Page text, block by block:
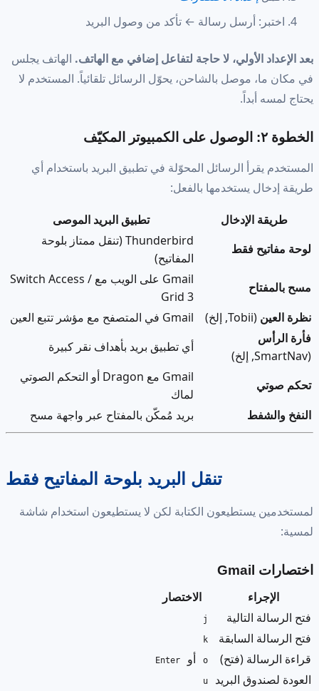
اختبر: أرسل رسالة ← تأكد من وصول البريد
بعد الإعداد الأولي، لا حاجة لتفاعل إضافي مع الهاتف. الهاتف يجلس
في مكان ما، موصل بالشاحن، يحوّل الرسائل تلقائياً. المستخدم لا
يحتاج لمسه أبداً.
الخطوة ٢: الوصول على الكمبيوتر المكيّف
المستخدم يقرأ الرسائل المحوّلة في تطبيق البريد باستخدام أي
طريقة إدخال يستخدمها بالفعل:
طريقة الإدخال
تطبيق البريد الموصى
لوحة مفاتيح فقط
Thunderbird (تنقل ممتاز بلوحة
المفاتيح)
مسح بالمفتاح
Gmail على الويب مع Switch Access /
Grid 3
نظرة العين (Tobii, إلخ)
Gmail في المتصفح مع مؤشر تتبع العين
فأرة الرأس
(SmartNav, إلخ)
أي تطبيق بريد بأهداف نقر كبيرة
تحكم صوتي
Gmail مع Dragon أو التحكم الصوتي
لماك
النفخ والشفط
بريد مُمكّن بالمفتاح عبر واجهة مسح
تنقل البريد بلوحة المفاتيح فقط
لمستخدمين يستطيعون الكتابة لكن لا يستطيعون استخدام شاشة
لمسية:
اختصارات Gmail
الإجراء
الاختصار
فتح الرسالة التالية
j
فتح الرسالة السابقة k
قراءة الرسالة (فتح) o أو Enter
العودة لصندوق البريد u